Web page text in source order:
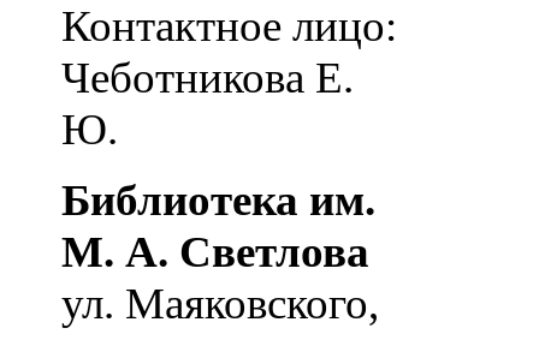
Контактное лицо:
Чеботникова Е.
Ю.
Библиотека им.
М. А. Светлова
ул. Маяковского,